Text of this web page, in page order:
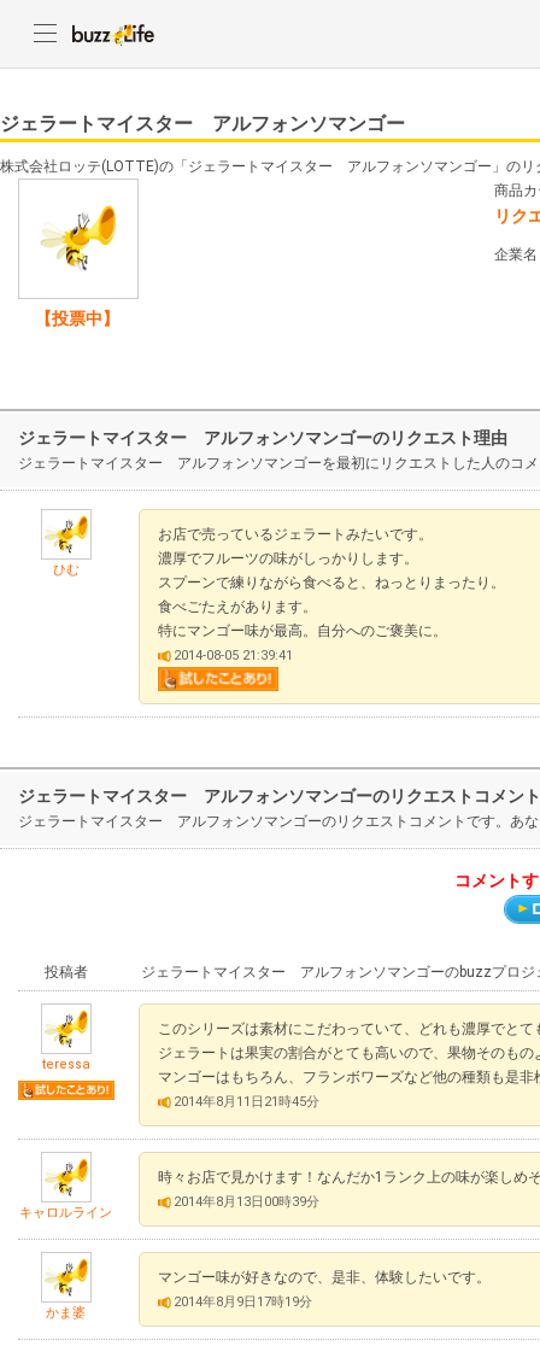
ジェラートマイスター アルフォンソマンゴー
株式会社ロッテ(LOTTE)の「ジェラートマイスター アルフォンソマンゴー」のリ
【投票中】
商品
リク
企業
ジェラートマイスター アルフォンソマンゴーのリクエスト理由
ジェラートマイスター アルフォンソマンゴーを最初にリクエストした人のコ
ひむ
お店で売っているジェラートみたいです。
濃厚でフルーツの味がしっかりします。
スプーンで練りながら食べると、ねっとりまったり。
食べごたえがあります。
特にマンゴー味が最高。自分へのご褒美に。
2014-08-05 21:39:41
ジェラートマイスター アルフォンソマンゴーのリクエストコメント
ジェラートマイスター アルフォンソマンゴーのリクエストコメントです。あ
コメント
投稿者 ジェラートマイスター アルフォンソマンゴーのbuzzプロジ
teressa
このシリーズは素材にこだわっていて、どれも濃厚でとて
ジェラートは果実の割合がとても高いので、果物そのも
マンゴーはもちろん、フランボワーズなど他の種類も是非
2014年8月11日21時45分
キャロルライン
時々お店で見かけます！なんだか1ランク上の味が楽しめ
2014年8月13日00時39分
かま婆
マンゴー味が好きなので、是非、体験したいです。
2014年8月9日17時19分